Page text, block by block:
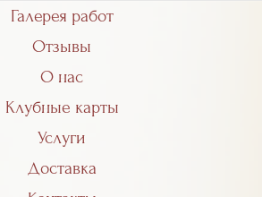
Галерея работ
Отзывы
О нас
Клубные карты
Услуги
Доставка